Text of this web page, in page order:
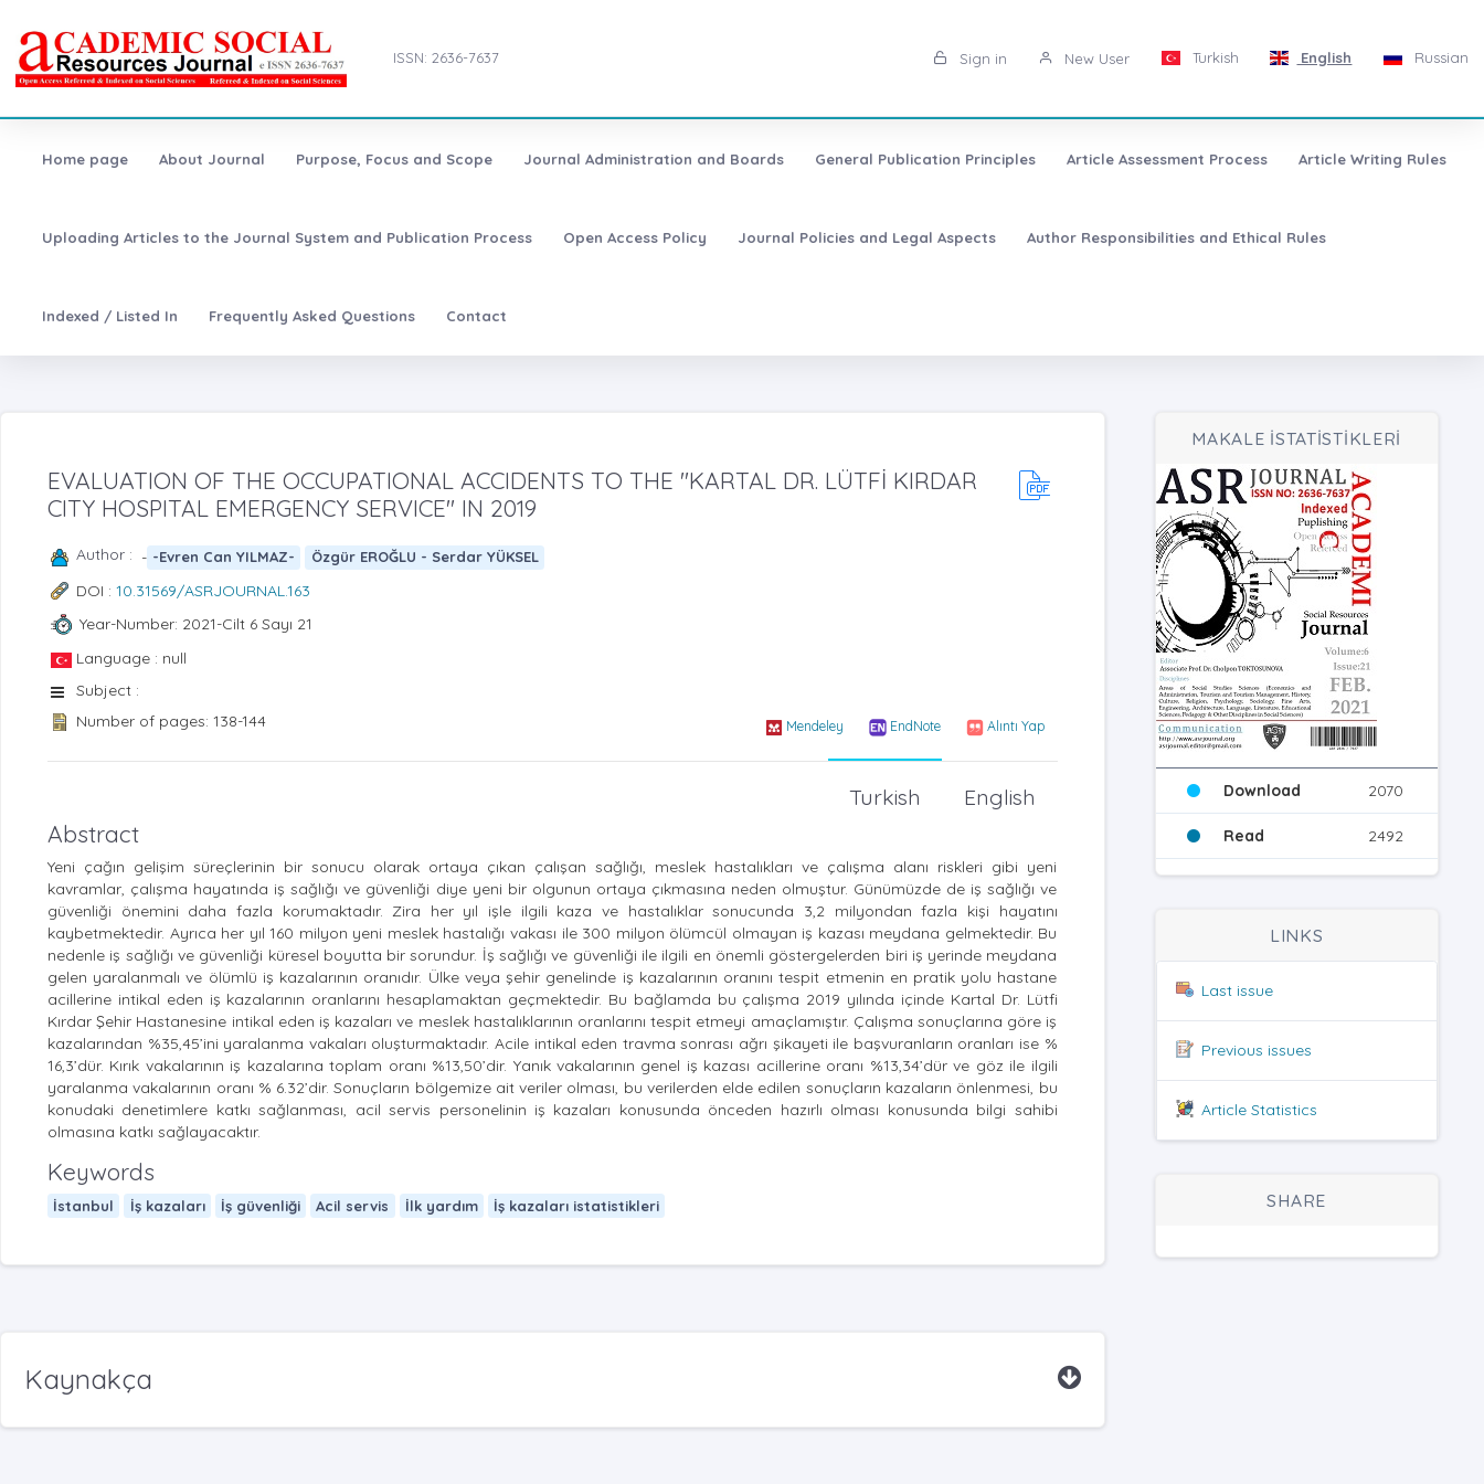
ISSN: 2636-7637 Sign in New User Turkish English Russian
Home page About Journal Purpose, Focus and Scope Journal Administration and Boards General Publication Principles Article Assessment Process Article Writing Rules
Uploading Articles to the Journal System and Publication Process Open Access Policy Journal Policies and Legal Aspects Author Responsibilities and Ethical Rules
Indexed / Listed In Frequently Asked Questions Contact
EVALUATION OF THE OCCUPATIONAL ACCIDENTS TO THE "KARTAL DR. LÜTFİ KIRDAR
CITY HOSPITAL EMERGENCY SERVICE" IN 2019
Author : - -Evren Can YILMAZ- Özgür EROĞLU - Serdar YÜKSEL
DOI : 10.31569/ASRJOURNAL.163
Year-Number: 2021-Cilt 6 Sayı 21
Language : null
Subject :
Number of pages: 138-144
Mendeley EndNote Alıntı Yap
English
Turkish
Abstract
Yeni çağın gelişim süreçlerinin bir sonucu olarak ortaya çıkan çalışan sağlığı, meslek hastalıkları ve çalışma alanı riskleri gibi yeni
kavramlar, çalışma hayatında iş sağlığı ve güvenliği diye yeni bir olgunun ortaya çıkmasına neden olmuştur. Günümüzde de iş sağlığı ve
güvenliği önemini daha fazla korumaktadır. Zira her yıl işle ilgili kaza ve hastalıklar sonucunda 3,2 milyondan fazla kişi hayatını
kaybetmektedir. Ayrıca her yıl 160 milyon yeni meslek hastalığı vakası ile 300 milyon ölümcül olmayan iş kazası meydana gelmektedir. Bu
nedenle iş sağlığı ve güvenliği küresel boyutta bir sorundur. İş sağlığı ve güvenliği ile ilgili en önemli göstergelerden biri iş yerinde meydana
gelen yaralanmalı ve ölümlü iş kazalarının oranıdır. Ülke veya şehir genelinde iş kazalarının oranını tespit etmenin en pratik yolu hastane
acillerine intikal eden iş kazalarının oranlarını hesaplamaktan geçmektedir. Bu bağlamda bu çalışma 2019 yılında içinde Kartal Dr. Lütfi
Kırdar Şehir Hastanesine intikal eden iş kazaları ve meslek hastalıklarının oranlarını tespit etmeyi amaçlamıştır. Çalışma sonuçlarına göre iş
kazalarından %35,45’ini yaralanma vakaları oluşturmaktadır. Acile intikal eden travma sonrası ağrı şikayeti ile başvuranların oranları ise %
16,3’dür. Kırık vakalarının iş kazalarına toplam oranı %13,50’dir. Yanık vakalarının genel iş kazası acillerine oranı %13,34’dür ve göz ile ilgili
yaralanma vakalarının oranı % 6.32’dir. Sonuçların bölgemize ait veriler olması, bu verilerden elde edilen sonuçların kazaların önlenmesi, bu
konudaki denetimlere katkı sağlanması, acil servis personelinin iş kazaları konusunda önceden hazırlı olması konusunda bilgi sahibi
olmasına katkı sağlayacaktır.
Keywords
İstanbul İş kazaları İş güvenliği Acil servis İlk yardım İş kazaları istatistikleri
Kaynakça
MAKALE İSTATİSTİKLERİ
Download 2070
Read 2492
LINKS
Last issue
Previous issues
Article Statistics
SHARE